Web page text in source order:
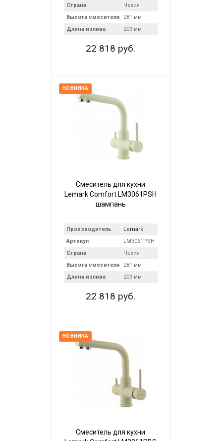
Страна
Чехия
Высота смесителя
281 мм
Длина излива
209 мм
22 818 руб.
НОВИНКА
Смеситель для кухни
Lemark Comfort LM3061PSH
шампань
Производитель
Lemark
Артикул
LM3061PSH
Страна
Чехия
Высота смесителя
281 мм
Длина излива
209 мм
22 818 руб.
НОВИНКА
Смеситель для кухни